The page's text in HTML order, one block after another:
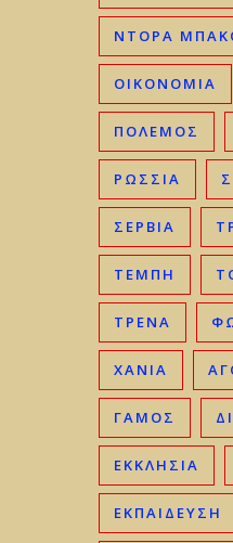
ΝΤΟΡΑ
ΟΙΚΟΝΟΜΊΑ
ΠΟΛΕΜΟΣ
ΡΩΣΣΊΑ
ΣΕΡΒΊΑ
ΤΈΜΠΗ
ΤΡΈΝΑ
ΧΑΝΙΆ
ΓΑΜΟΣ
ΕΚΚΛΗΣΊΑ
ΕΚΠΑΊΔΕΥΣΗ